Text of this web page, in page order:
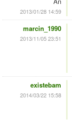
2013/01/28 14:59
marcin_1990
2013/11/05 23:51
existebam
2014/03/22 15:58